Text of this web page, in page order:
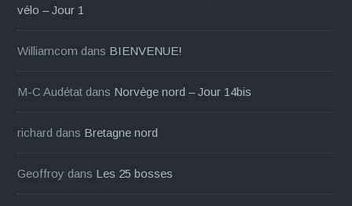
vélo – Jour 1
Williamcom dans BIENVENUE!
M-C Audétat dans Norvège nord – Jour 14bis
richard dans Bretagne nord
Geoffroy dans Les 25 bosses